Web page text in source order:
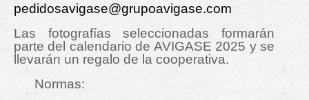
pedidosavigase@grupoavigase.com
Las fotografías seleccionadas formarán
parte del calendario de AVIGASE 2025 y se
llevarán un regalo de la cooperativa.
Normas: